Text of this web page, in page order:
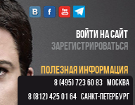
ВОЙТИ НА САЙТ
ЗАРЕГИСТРИРОВАТЬСЯ
ПОЛЕЗНАЯ ИНФОРМАЦИЯ
8 (495) 723 60 83 МОСКВА
8 (812) 425 01 64 САНКТ-ПЕТЕРБУРГ